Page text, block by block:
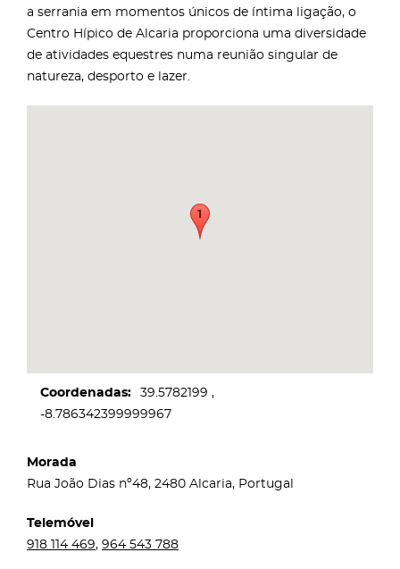
a serrania em momentos únicos de íntima ligação, o
Centro Hípico de Alcaria proporciona uma diversidade
de atividades equestres numa reunião singular de
natureza, desporto e lazer.
Coordenadas
39.5782199
-8.786342399999967
Morada
Rua João Dias nº48, 2480 Alcaria, Portugal
Telemóvel
918 114 469, 964 543 788